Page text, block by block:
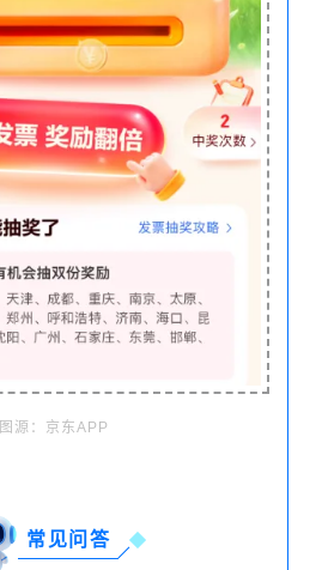
图源：京东APP
常见问答